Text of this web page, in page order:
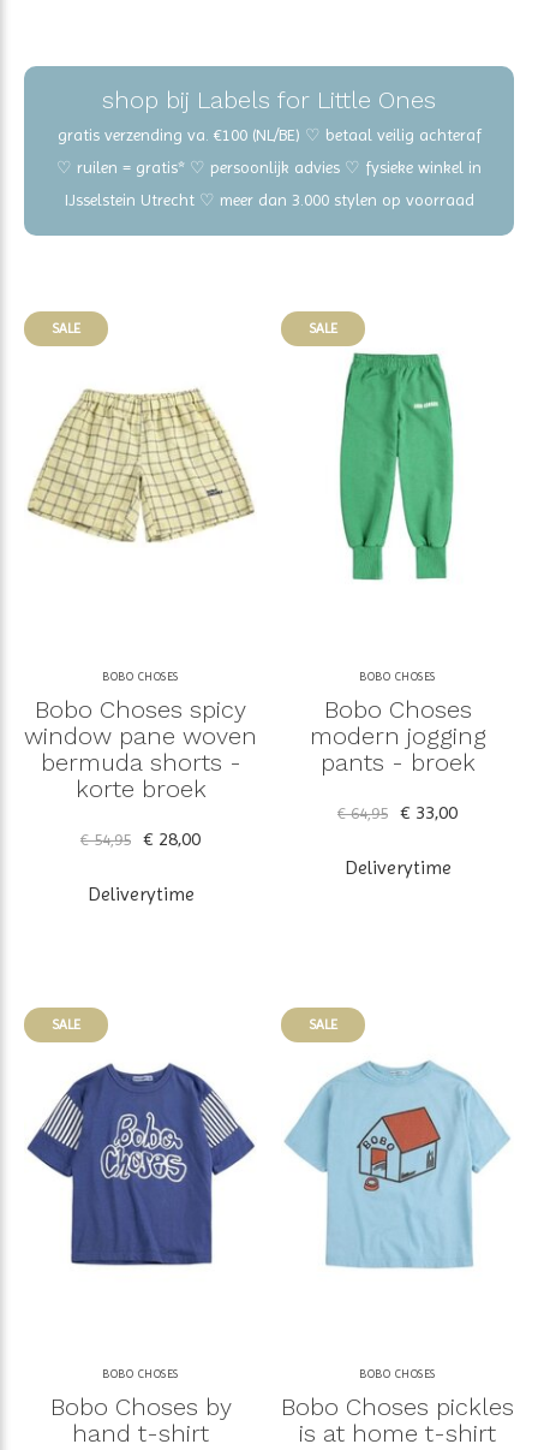
shop bij Labels for Little Ones
gratis verzending va. €100 (NL/BE) ♡ betaal veilig achteraf
♡ ruilen = gratis* ♡ persoonlijk advies ♡ fysieke winkel in
IJsselstein Utrecht ♡ meer dan 3.000 stylen op voorraad
SALE
BOBO CHOSES
Bobo Choses spicy
window pane woven
bermuda shorts -
korte broek
€ 54,95 € 28,00
Deliverytime
SALE
BOBO CHOSES
Bobo Choses
modern jogging
pants - broek
€ 64,95 € 33,00
Deliverytime
SALE
BOBO CHOSES
Bobo Choses by
hand t-shirt
SALE
BOBO CHOSES
Bobo Choses pickles
is at home t-shirt